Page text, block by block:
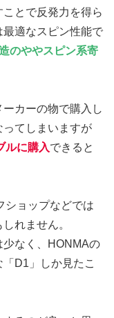
とで反発力を得ら
適なスピン性能で
のややスピン系寄
カーの物で購入し
ってしまいますが
ルに購入できると
ショップなどでは
れません。
なく、HONMAの
D1」しか見たこ